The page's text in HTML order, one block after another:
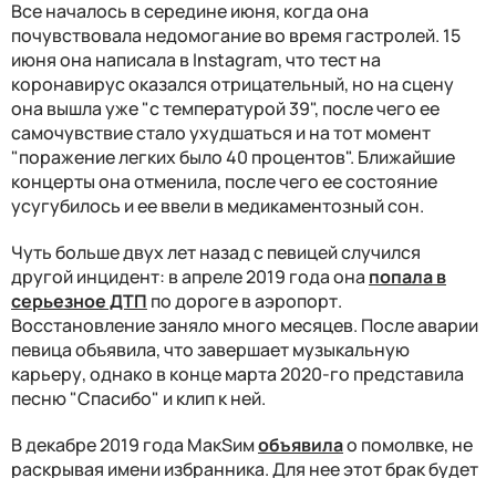
Все началось в середине июня, когда она
почувствовала недомогание во время гастролей. 15
июня она написала в Instagram, что тест на
коронавирус оказался отрицательный, но на сцену
она вышла уже "с температурой 39", после чего ее
самочувствие стало ухудшаться и на тот момент
"поражение легких было 40 процентов". Ближайшие
концерты она отменила, после чего ее состояние
усугубилось и ее ввели в медикаментозный сон.
Чуть больше двух лет назад с певицей случился
другой инцидент: в апреле 2019 года она попала в
серьезное ДТП по дороге в аэропорт.
Восстановление заняло много месяцев. После аварии
певица объявила, что завершает музыкальную
карьеру, однако в конце марта 2020-го представила
песню "Спасибо" и клип к ней.
В декабре 2019 года МакSимобъявилао помолвке, не
раскрывая имени избранника. Для нее этот брак будет